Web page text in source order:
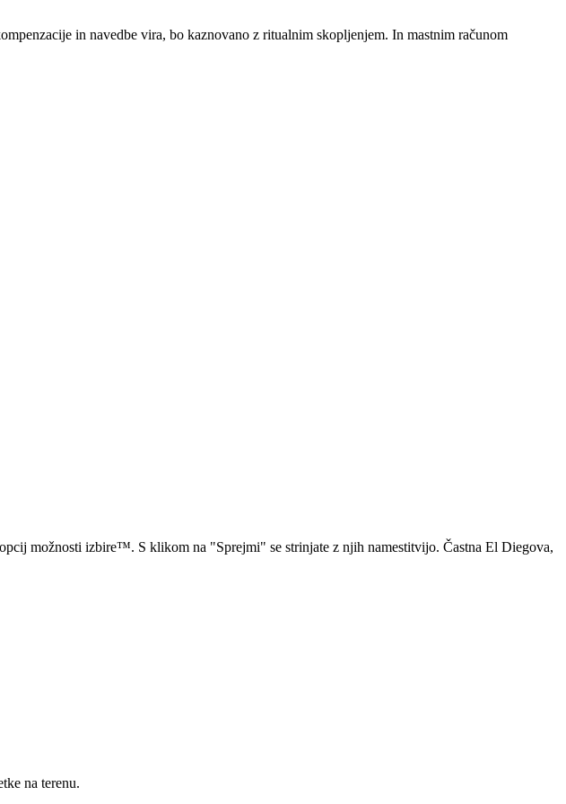
in navedbe vira, bo kaznovano z ritualnim skopljenjem. In mastnim računom
možnosti izbire™. S klikom na "Sprejmi" se strinjate z njih namestitvijo. Častna El Diegova,
na terenu.